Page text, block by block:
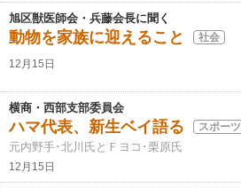
旭区獣医師会・兵藤会長に聞く
動物を家族に迎えること 社会
12月15日
横商・西部支部委員会
ハマ代表、新生ベイ語る スポーツ
元内野手･北川氏とＦヨコ･栗原氏
12月15日